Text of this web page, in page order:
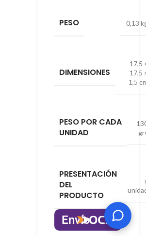
PESO 0,13
DIMENSIONES
17,5
17,5
1,5
PESO POR CADA
UNIDAD
PRESENTACIÓN
DEL
PRODUCTO
Envío